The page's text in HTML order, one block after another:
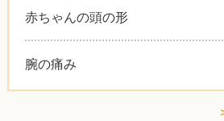
赤ちゃんの頭の形
腕の痛み